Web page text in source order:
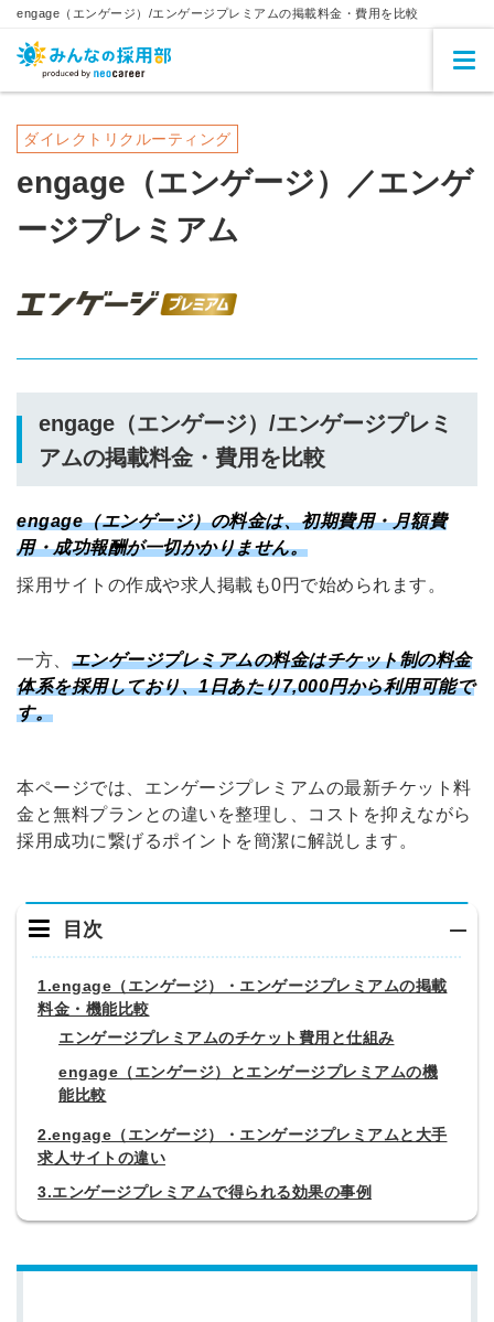
engage（エンゲージ）/エンゲージプレミアムの掲載料金・費用を比較
ダイレクトリクルーティング
engage（エンゲージ）／エンゲ
ージプレミアム
engage（エンゲージ）/エンゲージプレミ
アムの掲載料金・費用を比較
engage（エンゲージ）の料金は、初期費用・月額費
用・成功報酬が一切かかりません。
採用サイトの作成や求人掲載も0円で始められます。
一方、 エンゲージプレミアムの料金はチケット制の料金
体系を採用しており、1日あたり7,000円から利用可能で
す。
本ページでは、エンゲージプレミアムの最新チケット料
金と無料プランとの違いを整理し、コストを抑えながら
採用成功に繋げるポイントを簡潔に解説します。
目次
1.engage（エンゲージ）・エンゲージプレミアムの掲載
料金・機能比較
エンゲージプレミアムのチケット費用と仕組み
engage（エンゲージ）とエンゲージプレミアムの機
能比較
2.engage（エンゲージ）・エンゲージプレミアムと大手
求人サイトの違い
3.エンゲージプレミアムで得られる効果の事例